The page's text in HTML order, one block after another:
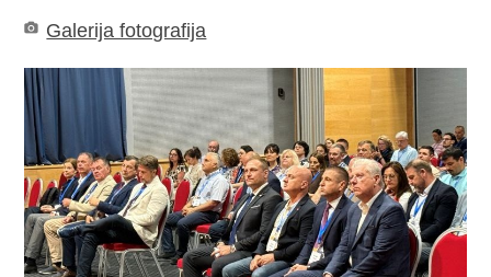
Galerija fotografija